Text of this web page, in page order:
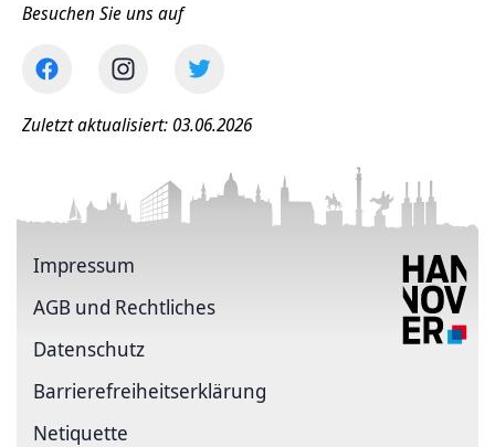
Besuchen Sie uns auf
Zuletzt aktualisiert: 03.06.2026
Impressum
AGB und Rechtliches
Datenschutz
Barriere­freiheits­erklärung
Netiquette